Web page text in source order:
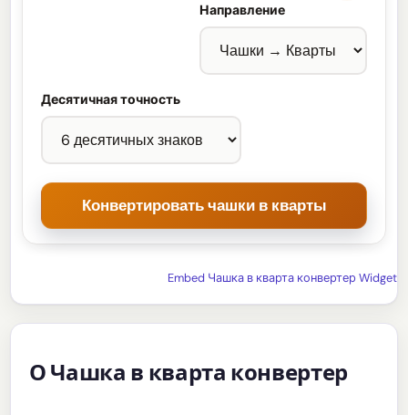
Направление
Десятичная точность
Конвертировать чашки в кварты
Embed Чашка в кварта конвертер Widget
О Чашка в кварта конвертер